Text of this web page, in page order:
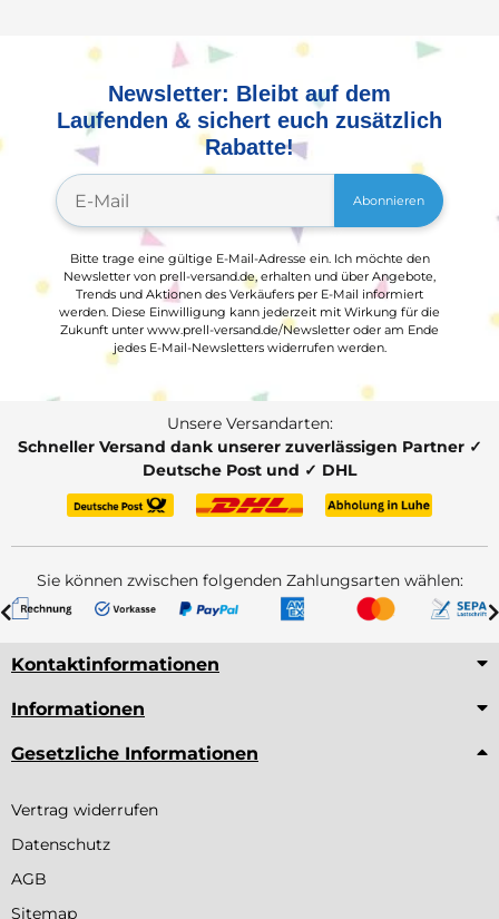
Newsletter: Bleibt auf dem
Laufenden & sichert euch zusätzlich
Rabatte!
Abonnieren
Bitte trage eine gültige E-Mail-Adresse ein. Ich möchte den
Newsletter von prell-versand.de, erhalten und über Angebote,
Trends und Aktionen des Verkäufers per E-Mail informiert
werden. Diese Einwilligung kann jederzeit mit Wirkung für die
Zukunft unter www.prell-versand.de/Newsletter oder am Ende
jedes E-Mail-Newsletters widerrufen werden.
Unsere Versandarten:
Schneller Versand dank unserer zuverlässigen Partner ✓
Deutsche Post und ✓ DHL
Sie können zwischen folgenden Zahlungsarten wählen:
Kontaktinformationen
Informationen
Gesetzliche Informationen
Vertrag widerrufen
Datenschutz
AGB
Sitemap